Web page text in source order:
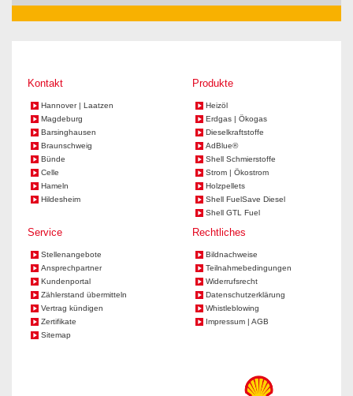
Kontakt
Hannover | Laatzen
Magdeburg
Barsinghausen
Braunschweig
Bünde
Celle
Hameln
Hildesheim
Produkte
Heizöl
Erdgas | Ökogas
Dieselkraftstoffe
AdBlue®
Shell Schmierstoffe
Strom | Ökostrom
Holzpellets
Shell FuelSave Diesel
Shell GTL Fuel
Service
Stellenangebote
Ansprechpartner
Kundenportal
Zählerstand übermitteln
Vertrag kündigen
Zertifikate
Sitemap
Rechtliches
Bildnachweise
Teilnahmebedingungen
Widerrufsrecht
Datenschutzerklärung
Whistleblowing
Impressum | AGB